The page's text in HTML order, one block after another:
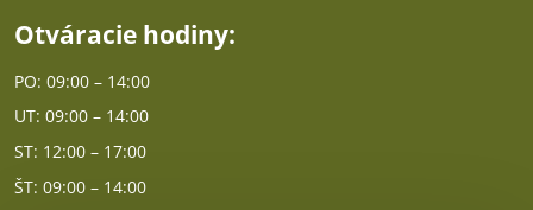
Otváracie hodiny:
PO: 09:00 – 14:00
UT: 09:00 – 14:00
ST: 12:00 – 17:00
ŠT: 09:00 – 14:00